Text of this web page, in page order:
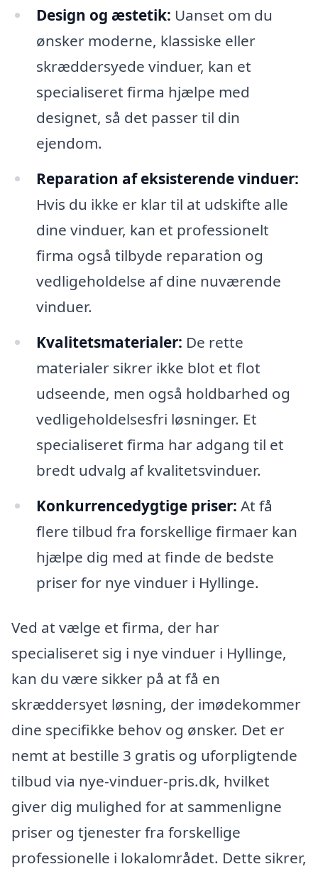
Design og æstetik: Uanset om du
ønsker moderne, klassiske eller
skræddersyede vinduer, kan et
specialiseret firma hjælpe med
designet, så det passer til din
ejendom.
Reparation af eksisterende vinduer:
Hvis du ikke er klar til at udskifte alle
dine vinduer, kan et professionelt
firma også tilbyde reparation og
vedligeholdelse af dine nuværende
vinduer.
Kvalitetsmaterialer: De rette
materialer sikrer ikke blot et flot
udseende, men også holdbarhed og
vedligeholdelsesfri løsninger. Et
specialiseret firma har adgang til et
bredt udvalg af kvalitetsvinduer.
Konkurrencedygtige priser: At få
flere tilbud fra forskellige firmaer kan
hjælpe dig med at finde de bedste
priser for nye vinduer i Hyllinge.
Ved at vælge et firma, der har
specialiseret sig i nye vinduer i Hyllinge,
kan du være sikker på at få en
skræddersyet løsning, der imødekommer
dine specifikke behov og ønsker. Det er
nemt at bestille 3 gratis og uforpligtende
tilbud via nye-vinduer-pris.dk, hvilket
giver dig mulighed for at sammenligne
priser og tjenester fra forskellige
professionelle i lokalområdet. Dette sikrer,